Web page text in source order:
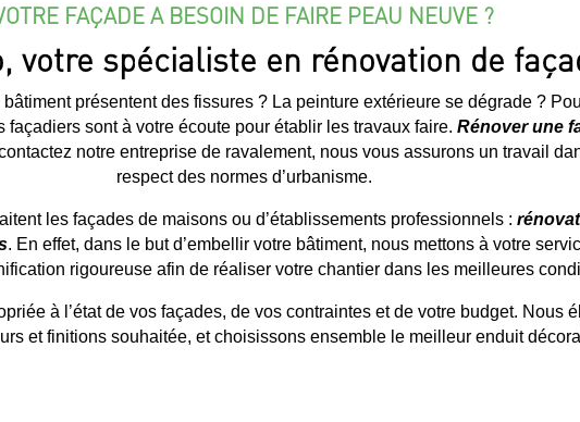
FAÇADE A BESOIN DE FAIRE PEAU NEUVE ?
votre spécialiste en rénovation de
présentent des fissures ? La peinture extérieure se dégrade ?
façadiers sont à votre écoute pour établir les travaux faire. Rénover une
notre entreprise de ravalement, nous vous assurons un travail
respect des normes d’urbanisme.
les façades de maisons ou d’établissements professionnels :
. En effet, dans le but d’embellir votre bâtiment, nous mettons à votre
rigoureuse afin de réaliser votre chantier dans les meilleures
à l’état de vos façades, de vos contraintes et de votre budget. Nous
et finitions souhaitée, et choisissons ensemble le meilleur enduit